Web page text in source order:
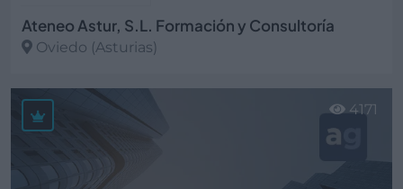
Ateneo Astur, S.L. Formación y Consultoría
Oviedo (Asturias)
Ver más
4171